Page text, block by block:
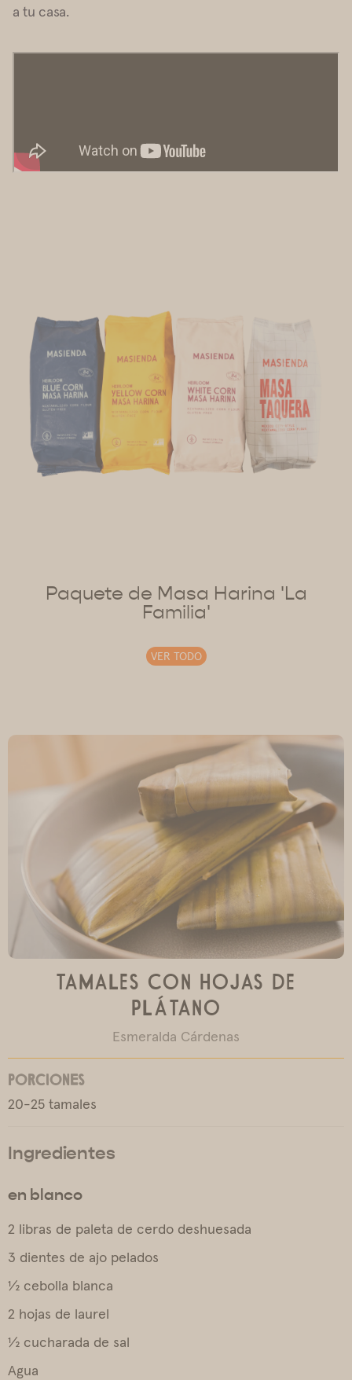
a tu casa.
Paquete de Masa Harina 'La
Familia'
VER TODO
Tamales con hojas de
plátano
Esmeralda Cárdenas
PORCIONES
20-25 tamales
Ingredientes
en blanco
2 libras de paleta de cerdo deshuesada
3 dientes de ajo pelados
½ cebolla blanca
2 hojas de laurel
½ cucharada de sal
Agua